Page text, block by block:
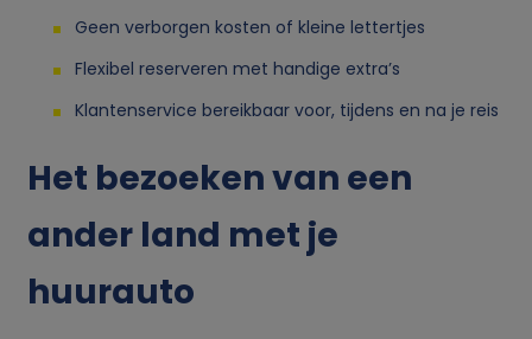
Geen verborgen kosten of kleine lettertjes
Flexibel reserveren met handige extra’s
Klantenservice bereikbaar voor, tijdens en na je reis
Het bezoeken van een
ander land met je
huurauto
e
v
e